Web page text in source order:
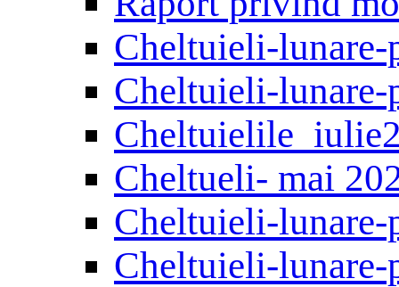
Сheltuieli-lunare-
Cheltuieli-
Сheltueli- mai
Cheltuieli-
Cheltuieli-